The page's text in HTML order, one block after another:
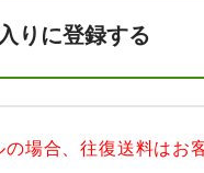
りに登録する
場合、往復送料はお